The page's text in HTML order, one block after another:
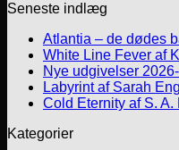
Seneste indlæg
Atlantia – de dødes
White Line Fever af
Nye udgivelser
Labyrint af Sarah
Cold Eternity af S. A.
Kategorier